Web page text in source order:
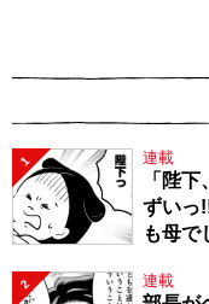
1 連載
「陛
ずいっ
も母で
2 連載